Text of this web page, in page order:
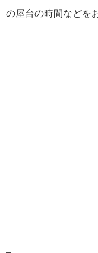
の屋台の時間などを